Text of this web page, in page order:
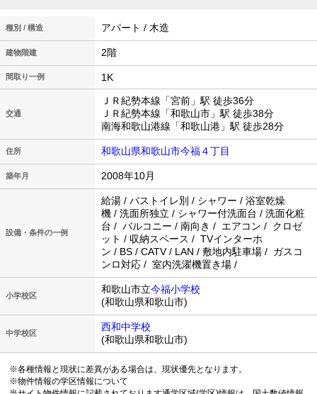
種別 / 構造 アパート / 木造
建物階建 2階
間取り一例 1K
交通
ＪＲ紀勢本線「宮前」駅 徒歩36分
ＪＲ紀勢本線「和歌山市」駅 徒歩38分
南海和歌山港線「和歌山港」駅 徒歩28分
住所 和歌山県和歌山市今福４丁目
築年月 2008年10月
設備・条件の一例
給湯 / バストイレ別 / シャワー / 浴室乾燥
機 / 洗面所独立 / シャワー付洗面台 / 洗面化粧
台 / バルコニー / 南向き / エアコン / クロゼ
ット / 収納スペース / TVインターホ
ン / BS / CATV / LAN / 敷地内駐車場 / ガスコ
ンロ対応 / 室内洗濯機置き場 /
小学校区
和歌山市立今福小学校
(和歌山県和歌山市)
中学校区
西和中学校
(和歌山県和歌山市)
※各種情報と現状に差異がある場合は、現状優先となります。
※物件情報の学区情報について